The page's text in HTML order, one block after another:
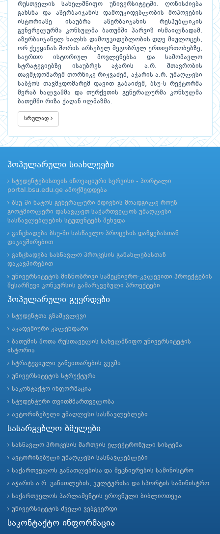
რუსთველის სახელმწიფო უნივერსიტეტში. ღონისძიება
გახსნა და აზერბაიჯანის დამოუკიდებლობის მოპოვების
ისტორიაზე ისაუბრა აზერბაიჯანის რესპუბლიკის
გენერელურმა კონსულმა ბათუმში პარვიზ ისმაილზადამ.
აზერბაიჯანელ ხალხს დამოუკიდებლობის დღე მიულოცეს,
ორ ქვეყანას შორის არსებულ მეგობრულ ურთიერთობებზე,
საერთო ისტორიულ მოვლენებსა და სამომავლო
სტრატეგიებზე ისაუბრეს აჭარის ა.რ. მთავრობის
თავმჯდომარემ თორნიკე რიჟვაძემ, აჭარის ა.რ. უმაღლესი
საბჭოს თავმჯდომარემ დავით გაბაიძემ, ბსუ-ს რექტორმა
მერაბ ხალვაშმა და თურქეთის გენერალურმა კონსულმა
ბათუმში რიზა ქაღან ილმაზმა.
სრულად
პოპულარული სიახლეები
სტუდენტებისთვის ინოვაციური სერვისი - პორტალი
portal.bsu.edu.ge ამოქმედდება
ბსუ-ში ნატოს გენერალური მდივნის მოადგილე როუზ
გიოტმიოლერი დასავლეთ საქართველოს უმაღლესი
სასწავლებლების სტუდენტებს შეხვდა
განცხადება ბსუ-ში სასწავლო პროცესის დაწყებასთან
დაკავშირებით
განცხადება სასწავლო პროცესის განახლებასთან
დაკავშირებით
უნივერსიტეტის მიზნობრივი სამეცნიერო-კვლევითი პროექტების
შესარჩევი კონკურსის გამარჯვებული პროექტები
პოპულარული გვერდები
სტუდენტთა გზამკვლევი
აკადემიური კალენდარი
ბათუმის შოთა რუსთაველის სახელმწიფო უნივერსიტეტის
ისტორია
სტრატეგიული განვითარების გეგმა
უნივერსიტეტის სტრუქტურა
საკონტაქტო ინფორმაცია
სტუდენტური თვითმმართველობა
ავტორიზებული უმაღლესი სასწავლებლები
სასარგებლო ბმულები
სასწავლო პროცესის მართვის ელექტრონული სისტემა
ავტორიზებული უმაღლესი სასწავლებლები
საქართველოს განათლებისა და მეცნიერების სამინისტრო
აჭარის ა.რ. განათლების, კულტურისა და სპორტის სამინისტრო
საქართველოს პარლამენტის ეროვნული ბიბლიოთეკა
უნივერსიტეტის ძველი ვებგვერდი
საკონტაქტო ინფორმაცია